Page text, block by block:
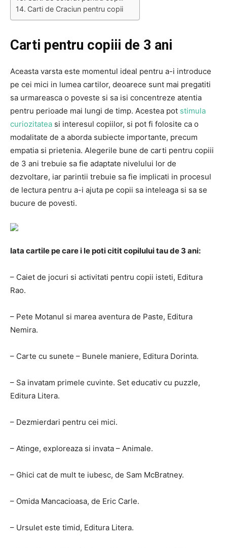
Carti de Craciun pentru copii
Carti pentru copiii de 3 ani
Aceasta varsta este momentul ideal pentru a-i introduce
pe cei mici in lumea cartilor, deoarece sunt mai pregatiti
sa urmareasca o poveste si sa isi concentreze atentia
pentru perioade mai lungi de timp. Acestea pot stimula
curiozitatea si interesul copiilor, si pot fi folosite ca o
modalitate de a aborda subiecte importante, precum
empatia si prietenia. Alegerile bune de carti pentru copiii
de 3 ani trebuie sa fie adaptate nivelului lor de
dezvoltare, iar parintii trebuie sa fie implicati in procesul
de lectura pentru a-i ajuta pe copii sa inteleaga si sa se
bucure de povesti.
Iata cartile pe care i le poti citit copilului tau de 3 ani:
– Caiet de jocuri si activitati pentru copii isteti, Editura
Rao.
– Pete Motanul si marea aventura de Paste, Editura
Nemira.
– Carte cu sunete – Bunele maniere, Editura Dorinta.
– Sa invatam primele cuvinte. Set educativ cu puzzle,
Editura Litera.
– Dezmierdari pentru cei mici.
– Atinge, exploreaza si invata – Animale.
– Ghici cat de mult te iubesc, de Sam McBratney.
– Omida Mancacioasa, de Eric Carle.
– Ursulet este timid, Editura Litera.